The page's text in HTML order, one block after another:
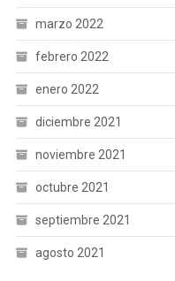
marzo 2022
febrero 2022
enero 2022
diciembre 2021
noviembre 2021
octubre 2021
septiembre 2021
agosto 2021